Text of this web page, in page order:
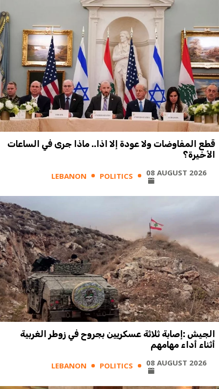
قطع المفاوضات ولا عودة إلا اذا.. ماذا جرى في الساعات
الأخيرة؟
LEBANON POLITICS 08 AUGUST 2026
الجيش :إصابة ثلاثة عسكريين بجروح في زوطر الغربية
أثناء أداء مهامهم
LEBANON POLITICS 08 AUGUST 2026